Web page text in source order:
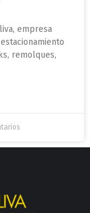
empresa
remolques,